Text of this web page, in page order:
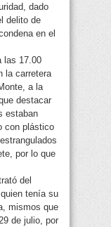
dado
delito de
en el
las 17.00
la carretera
a la
destacar
estaban
con plástico
por lo que
del
tenía su
mismos que
de julio, por